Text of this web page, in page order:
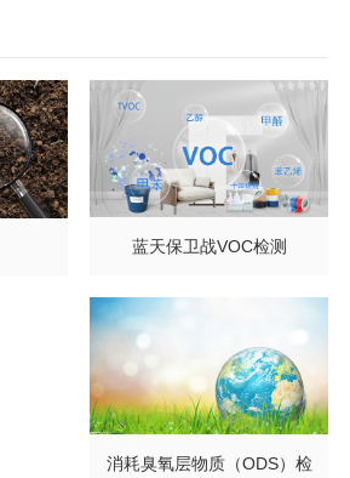
蓝天保卫战VOC检测
消耗臭氧层物质（ODS）检